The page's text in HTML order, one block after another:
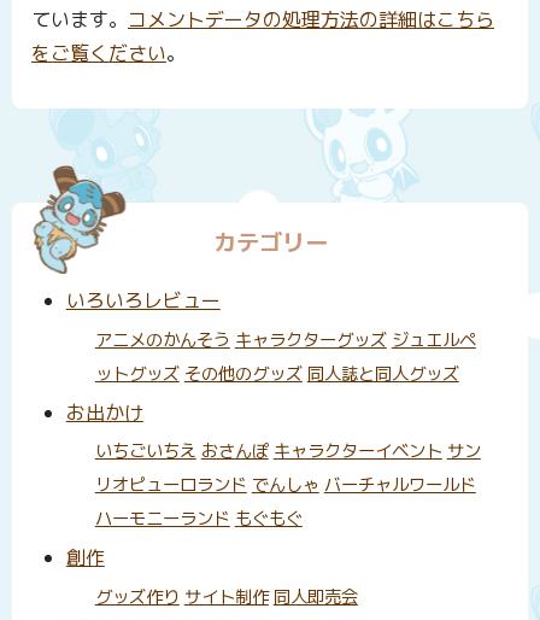
ています。 コメントデータの処理方法の詳細はこちら
をご覧ください。
カテゴリー
いろいろレビュー
アニメのかんそう キャラクターグッズ ジュエルペ
ットグッズ その他のグッズ 同人誌と同人グッズ
お出かけ
いちごいちえ おさんぽ キャラクターイベント サン
リオピューロランド でんしゃ バーチャルワールド
ハーモニーランド もぐもぐ
創作
グッズ作り サイト制作 同人即売会